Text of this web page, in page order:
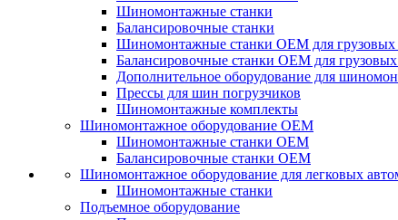
Шиномонтажные станки
Балансировочные станки
Шиномонтажные станки ОЕМ для грузовых
Балансировочные станки ОЕМ для
Дополнительное оборудование для
Прессы для шин погрузчиков
Шиномонтажные комплекты
Шиномонтажное оборудование ОЕМ
Шиномонтажные станки ОЕМ
Балансировочные станки ОЕМ
Шиномонтажное оборудование для легковых
Шиномонтажные станки
Подъемное оборудование